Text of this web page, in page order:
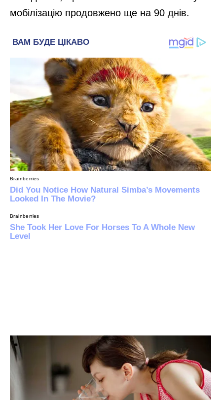
мобілізацію продовжено ще на 90 днів.